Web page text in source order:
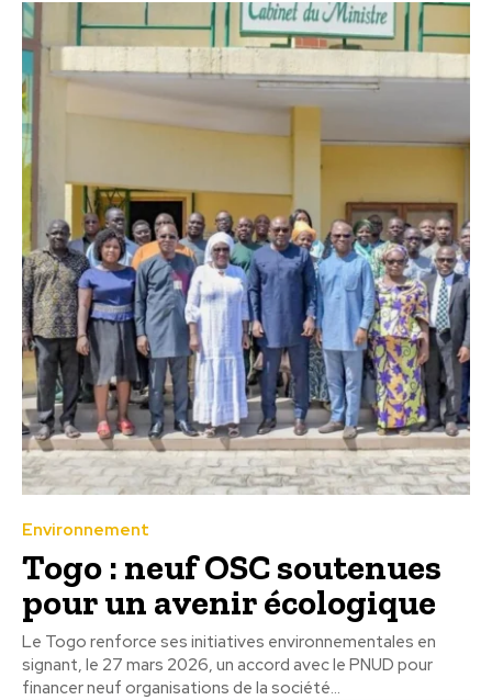
Environnement
Togo : neuf OSC soutenues
pour un avenir écologique
Le Togo renforce ses initiatives environnementales en
signant, le 27 mars 2026, un accord avec le PNUD pour
financer neuf organisations de la société...